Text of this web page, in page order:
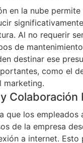
en la nube permite
Al no requerir
de
destinar ese
como el
marketing.
Colaboración
que los empleados
de la empresa
a internet. Esto